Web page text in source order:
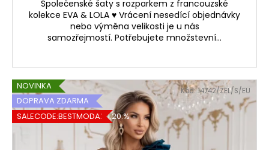
Společenské šaty s rozparkem z francouzské
kolekce EVA & LOLA ♥ Vrácení nesedící objednávky
nebo výměna velikosti je u nás
samozřejmostí. Potřebujete množstevní...
NOVINKA
DOPRAVA ZDARMA
SALECODE:BESTMODA20:20:%
Kód:14742/ZEL/S/EU